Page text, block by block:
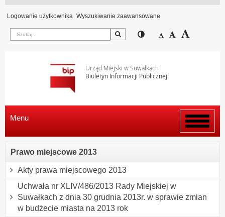
Logowanie użytkownika Wyszukiwanie zaawansowane
Szukaj Przełącz pomiędzy
Zmniejsz
Domyślny
Urząd Miejski w Suwałkach
Biuletyn Informacji Publicznej
Włącz
menu
Menu
Prawo miejscowe 2013
Akty prawa miejscowego 2013
Uchwała nr XLIV/486/2013 Rady Miejskiej w
Suwałkach z dnia 30 grudnia 2013r. w sprawie zmian
w budżecie miasta na 2013 rok